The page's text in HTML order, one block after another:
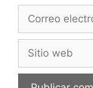
CORREO
SITIO